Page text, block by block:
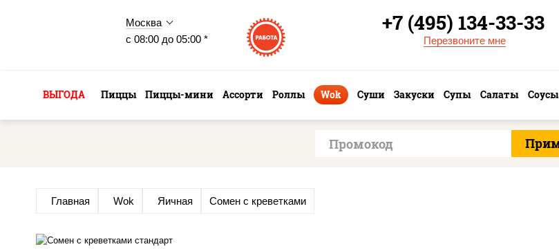
Москва
с 08:00 до 05:00 *
+7 (495) 134-33-33
Перезвоните мне
ВЫГОДА Пиццы Пиццы-мини Ассорти Роллы Wok Суши Закуски Супы Салаты Соусы
Главная Wok Яичная Сомен с креветками